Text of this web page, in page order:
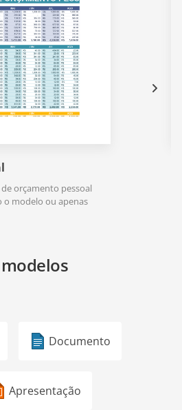
orçamento pessoal
modelo ou apenas
Documento
Apresentação